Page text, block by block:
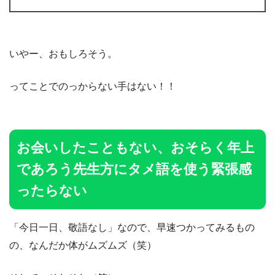
いやー、おもしろそう。
ってことでのっからない手はない！！
お会いしたこともない、おそらく年上
であろう先生方にタメ語を使う緊張感
ったらない
「今日一日、敬語なし」なので、早速つかってみるもの
の、なんだか体がムズムズ（笑）